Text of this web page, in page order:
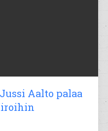
Aalto palaa